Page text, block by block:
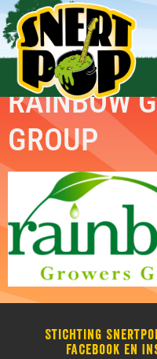
RAINBOW
GROUP
Stichting
Facebook en